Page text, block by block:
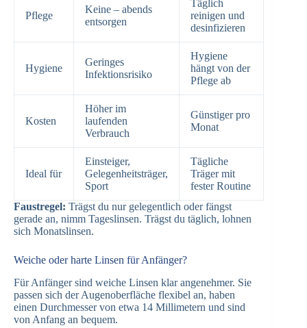
Pflege
Keine – abends
entsorgen
Täglich
reinigen und
desinfizieren
Hygiene
Geringes
Infektionsrisiko
Hygiene
hängt von der
Pflege ab
Kosten
Höher im
laufenden
Verbrauch
Günstiger pro
Monat
Ideal für
Einsteiger,
Gelegenheitsträger,
Sport
Tägliche
Träger mit
fester Routine
Faustregel: Trägst du nur gelegentlich oder fängst
gerade an, nimm Tageslinsen. Trägst du täglich, lohnen
sich Monatslinsen.
Weiche oder harte Linsen für Anfänger?
Für Anfänger sind weiche Linsen klar angenehmer. Sie
passen sich der Augenoberfläche flexibel an, haben
einen Durchmesser von etwa 14 Millimetern und sind
von Anfang an bequem.